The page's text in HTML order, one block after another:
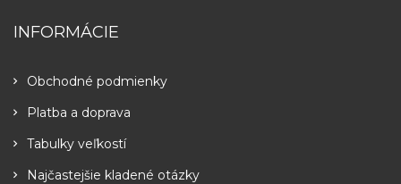
INFORMÁCIE
Obchodné podmienky
Platba a doprava
Tabulky veľkostí
Najčastejšie kladené otázky